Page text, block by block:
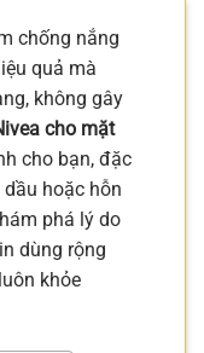
chống nắng
quả mà
không gây
cho mặt
cho bạn, đặc
hoặc hỗn
phá lý do
dùng rộng
khỏe